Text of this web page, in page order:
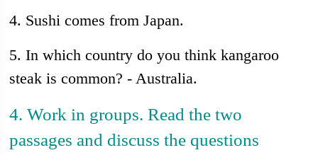
4. Sushi comes from Japan.
5. In which country do you think kangaroo
steak is common? - Australia.
4. Work in groups. Read the two
passages and discuss the questions